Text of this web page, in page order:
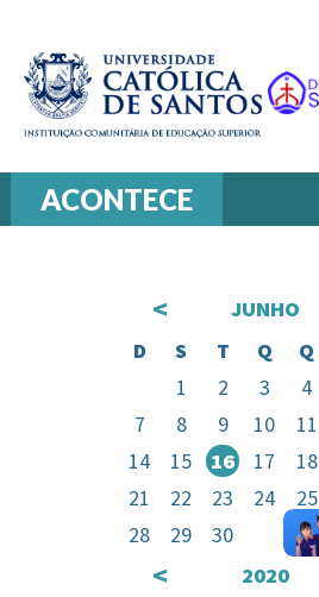
ACONTECE
< JUNHO
D S T Q Q
1
2 3 4
7
8 9 10 11
14
15 16 17 18
21
22 23 24 25
28
29 30
< 2020